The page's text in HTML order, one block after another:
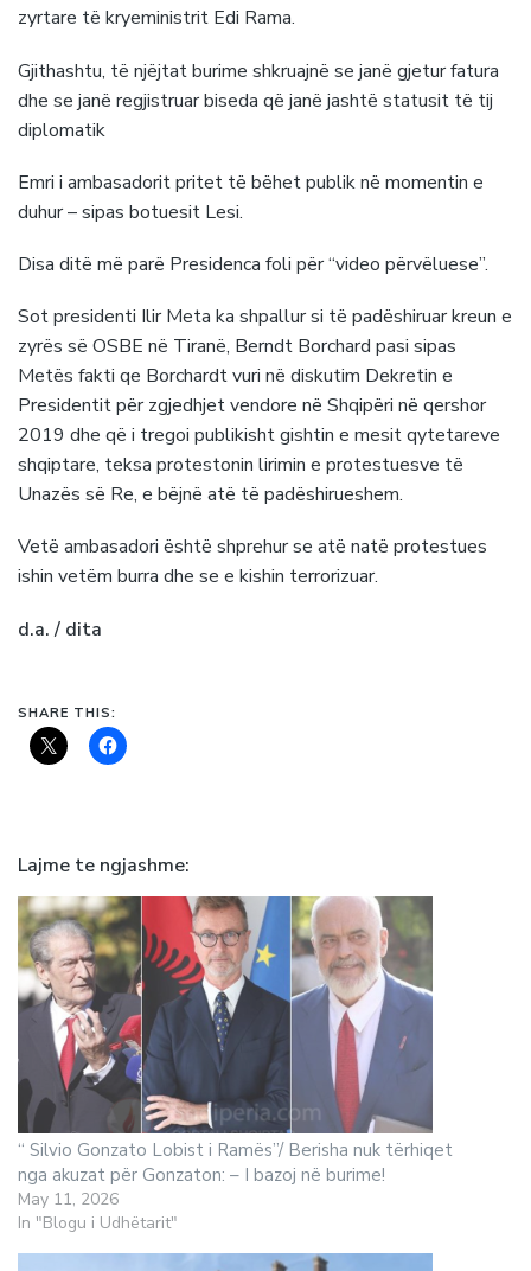
zyrtare të kryeministrit Edi Rama.
Gjithashtu, të njëjtat burime shkruajnë se janë gjetur fatura
dhe se janë regjistruar biseda që janë jashtë statusit të tij
diplomatik
Emri i ambasadorit pritet të bëhet publik në momentin e
duhur – sipas botuesit Lesi.
Disa ditë më parë Presidenca foli për “video përvëluese”.
Sot presidenti Ilir Meta ka shpallur si të padëshiruar kreun e
zyrës së OSBE në Tiranë, Berndt Borchard pasi sipas
Metës fakti qe Borchardt vuri në diskutim Dekretin e
Presidentit për zgjedhjet vendore në Shqipëri në qershor
2019 dhe që i tregoi publikisht gishtin e mesit qytetareve
shqiptare, teksa protestonin lirimin e protestuesve të
Unazës së Re, e bëjnë atë të padëshirueshem.
Vetë ambasadori është shprehur se atë natë protestues
ishin vetëm burra dhe se e kishin terrorizuar.
d.a. / dita
SHARE THIS:
Lajme te ngjashme
“ Silvio Gonzato Lobist i Ramës”/ Berisha nuk tërhiqet
nga akuzat për Gonzaton: – I bazoj në burime!
May 11, 2026
In "Blogu i Udhëtarit"